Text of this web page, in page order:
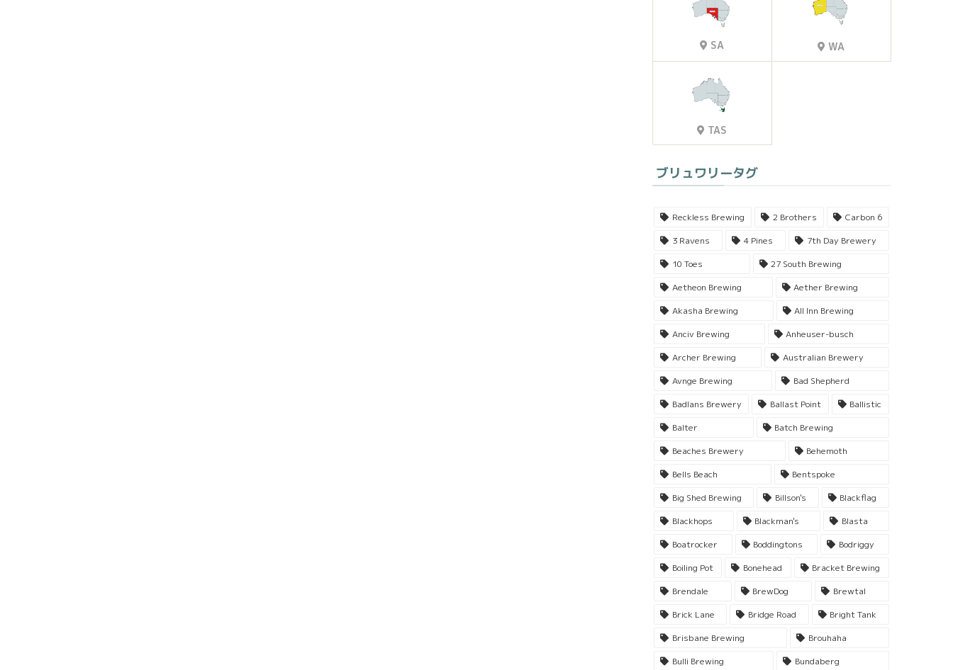
SA WA
TAS
ブリュワリータグ
Reckless Brewing 2 Brothers
Carbon 6
3 Ravens
4 Pines
7th Day Brewery
10 Toes
27 South Brewing
Aetheon Brewing
Aether Brewing
Akasha Brewing
All Inn Brewing
Anciv Brewing
Anheuser-busch
Archer Brewing
Australian Brewery
Avnge Brewing
Bad Shepherd
Badlans Brewery
Ballast Point
Ballistic
Balter
Batch Brewing
Beaches Brewery
Behemoth
Bells Beach
Bentspoke
Big Shed Brewing
Billson's
Blackflag
Blackhops
Blackman's
Blasta
Boatrocker
Boddingtons
Bodriggy
Boiling Pot
Bonehead
Bracket Brewing
Brendale
BrewDog
Brewtal
Brick Lane
Bridge Road
Bright Tank
Brisbane Brewing
Brouhaha
Bulli Brewing
Bundaberg